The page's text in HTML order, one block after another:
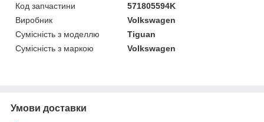
Код запчастини
571805594K
Виробник
Volkswagen
Сумісність з моделлю
Tiguan
Сумісність з маркою
Volkswagen
Умови доставки